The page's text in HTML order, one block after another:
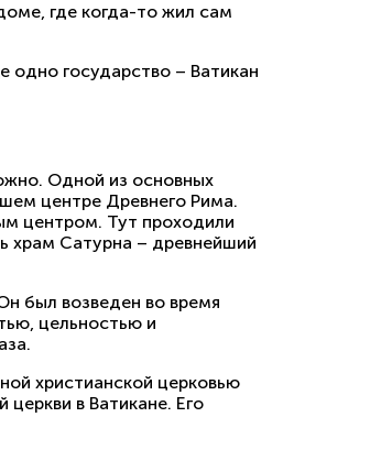
где когда-то жил сам
одно государство – Ватикан
Одной из основных
центре Древнего Рима.
центром. Тут проходили
храм Сатурна – древнейший
был возведен во время
цельностью и
христианской церковью
в Ватикане. Его